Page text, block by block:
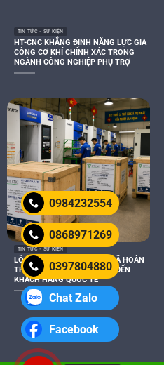
TIN TỨC - SỰ KIỆN
HT-CNC KHẲNG ĐỊNH NĂNG LỰC GIA
CÔNG CƠ KHÍ CHÍNH XÁC TRONG
NGÀNH CÔNG NGHIỆP PHỤ TRỢ
TIN TỨC - SỰ KIỆN
LÔ HÀNG XUẤT KHẨU USA ĐÃ HOÀN
THÀNH VÀ SẴN SÀNG GIAO ĐẾN
KHÁCH HÀNG QUỐC TẾ
0984232554
0868971269
0397804880
Chat Zalo
Facebook